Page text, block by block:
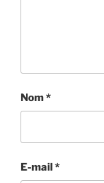
Nom*
E-mail*